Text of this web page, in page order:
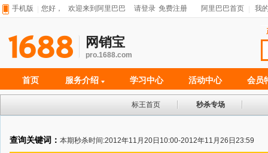
手机版 您好， 欢迎来到阿里巴巴 请登录 免费注册 阿里巴巴首页 我
网销宝
pro.1688.com
首页 服务介绍 学习中心 活动中心 会员
标王首页 秒杀专场
查询关键词： 本期秒杀时间:2012年11月20日10:00-2012年11月26日23:59